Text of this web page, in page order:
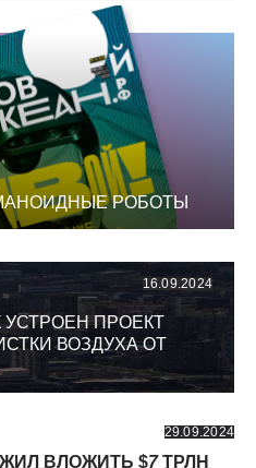
РОБОТЫ
16.09.2024
УСТРОЕН ПРОЕКТ
ВОЗДУХА ОТ
29.09.2024
ВЛОЖИТЬ $7ТРЛН